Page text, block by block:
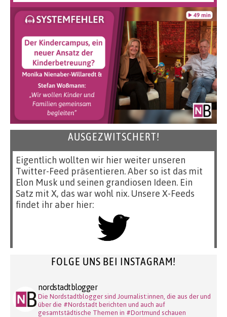
AUSGEZWITSCHERT!
Eigentlich wollten wir hier weiter unseren
Twitter-Feed präsentieren. Aber so ist das mit
Elon Musk und seinen grandiosen Ideen. Ein
Satz mit X, das war wohl nix. Unsere X-Feeds
findet ihr aber hier:
FOLGE UNS BEI INSTAGRAM!
nordstadtblogger
Die Nordstadtblogger sind Journalist:innen, die aus der und
über die #Nordstadt berichten und auch auf
gesamtstädtische Themen in #Dortmund schauen